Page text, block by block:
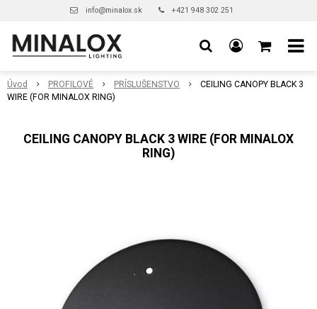
info@minalox.sk +421 948 302 251
Úvod PROFILOVÉ PRÍSLUŠENSTVO
CEILING CANOPY BLACK 3
WIRE (FOR MINALOX RING)
CEILING CANOPY BLACK 3 WIRE (FOR MINALOX
RING)